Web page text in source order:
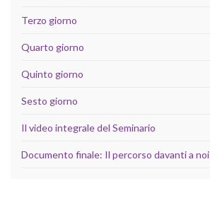
Terzo giorno
Quarto giorno
Quinto giorno
Sesto giorno
Il video integrale del Seminario
Documento finale: Il percorso davanti a noi